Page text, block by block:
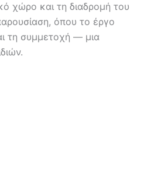
χώρο και τη διαδρομή του
όπου το έργο
τη συμμετοχή — μια